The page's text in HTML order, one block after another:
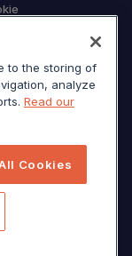
to the storing of
analyze
Read our
Cookies